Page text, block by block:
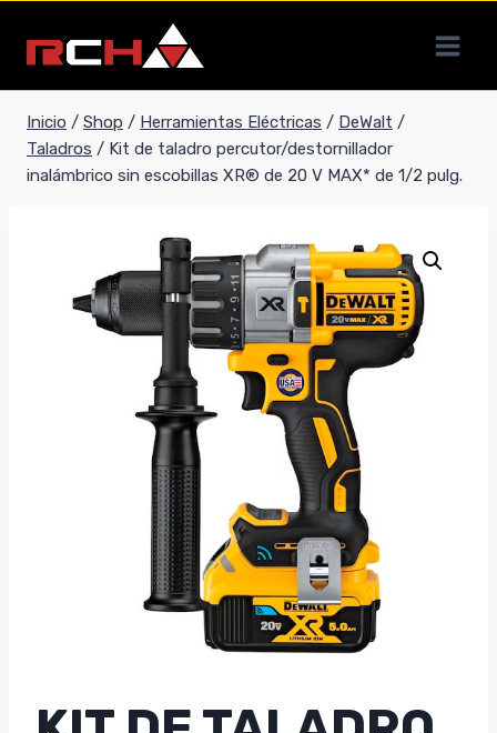
contenido
Inicio / Shop / Herramientas Eléctricas / DeWalt /
Taladros / Kit de taladro percutor/destornillador
inalámbrico sin escobillas XR® de 20 V MAX* de 1/2 pulg.